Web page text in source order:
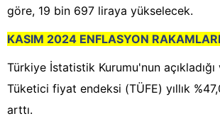
göre, 19 bin 697 liraya yükselecek.
KASIM 2024 ENFLASYON RAKAMLARI
Türkiye İstatistik Kurumu'nun
Tüketici fiyat endeksi (TÜFE) yıllık
arttı.